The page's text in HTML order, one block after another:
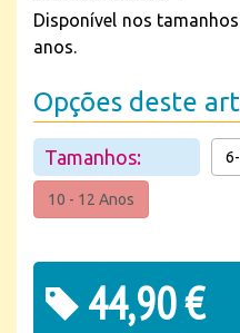
Disponível nos
anos.
Opções deste
Tamanhos:
10 - 12 Anos
44,90 €